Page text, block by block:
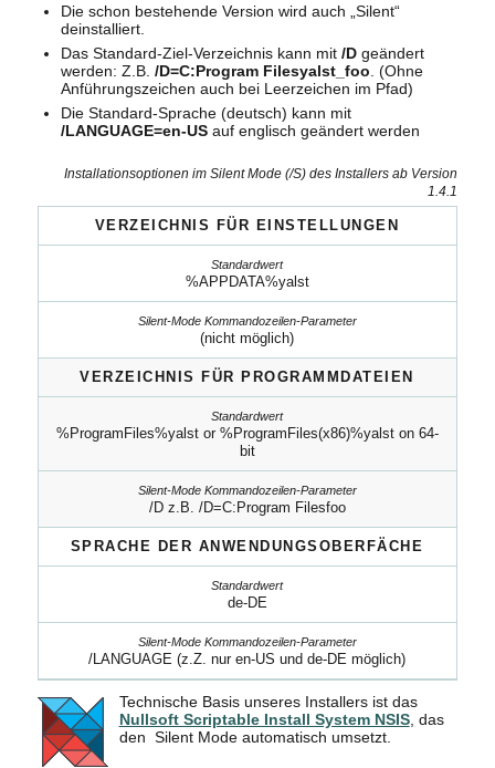
Die schon bestehende Version wird auch „Silent“
deinstalliert.
Das Standard-Ziel-Verzeichnis kann mit /Dgeändert
werden: Z.B. /D=C:Program Filesyalst_foo . (Ohne
Anführungszeichen auch bei Leerzeichen im Pfad)
Die Standard-Sprache (deutsch) kann mit
/LANGUAGE=en-USauf englisch geändert werden
Installationsoptionen im Silent Mode (/S) des Installers ab Version
1.4.1
VERZEICHNIS FÜR EINSTELLUNGEN
%APPDATA%yalst
(nicht möglich)
VERZEICHNIS FÜR PROGRAMMDATEIEN
%ProgramFiles%yalst or %ProgramFiles(x86)%yalst on 64-
bit
/D z.B. /D=C:Program Filesfoo
SPRACHE DER ANWENDUNGSOBERFÄCHE
de-DE
/LANGUAGE (z.Z. nur en-US und de-DE möglich)
Technische Basis unseres Installers ist das
Nullsoft Scriptable Install System NSIS, das
den Silent Mode automatisch umsetzt.